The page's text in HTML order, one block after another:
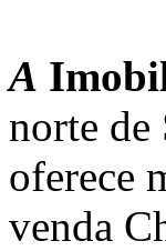
A
norte de
oferece
venda